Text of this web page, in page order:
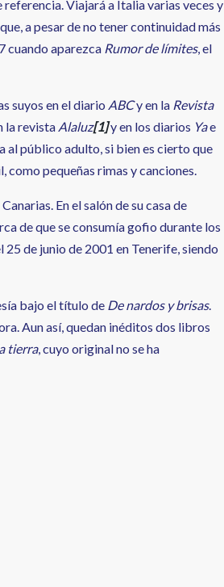
Viajará a Italia varias veces y
a pesar de no tener continuidad más
cuando aparezca Rumor de límites, el
suyos en el diario ABCy en la Revista
la revista Alaluz[1]y en los diarios Yae
público adulto, si bien es cierto que
pequeñas rimas y canciones.
En el salón de su casa de
de que se consumía gofio durante los
de junio de 2001 en Tenerife, siendo
bajo el título de De nardos y brisas.
Aun así, quedan inéditos dos libros
tierra, cuyo original no se ha